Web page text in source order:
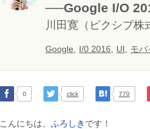
──Google I/O
川田寛 （ピクシブ株
Google I/0 2016 UI モバ
0 click 770
こんにちは、 ふろしき です！